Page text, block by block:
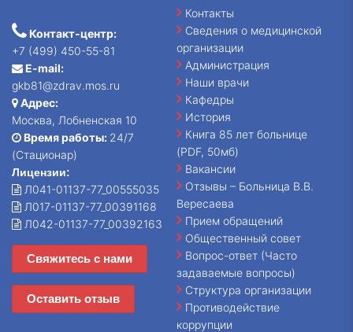
Контакт-центр:
+7 (499) 450-55-81
E-mail:
gkb81@zdrav.mos.ru
Адрес:
Москва, Лобненская 10
Время работы: 24/7
(Стационар)
Лицензии:
Л041-01137-77_00555035
Л017-01137-77_00391168
Л042-01137-77_00392163
Свяжитесь с нами
Оставить отзыв
Контакты
Сведения о медицинской
организации
Администрация
Наши врачи
Кафедры
История
Книга 85 лет больнице
(PDF, 50мб)
Вакансии
Отзывы – Больница В.В.
Вересаева
Прием обращений
Общественный совет
Вопрос-ответ (Часто
задаваемые вопросы)
Структура организации
Противодействие
коррупции